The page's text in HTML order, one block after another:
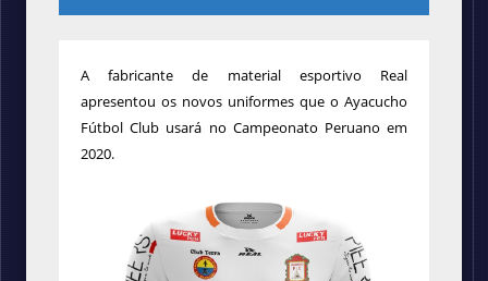
A fabricante de material esportivo Real
apresentou os novos uniformes que o Ayacucho
Fútbol Club usará no Campeonato Peruano em
2020.